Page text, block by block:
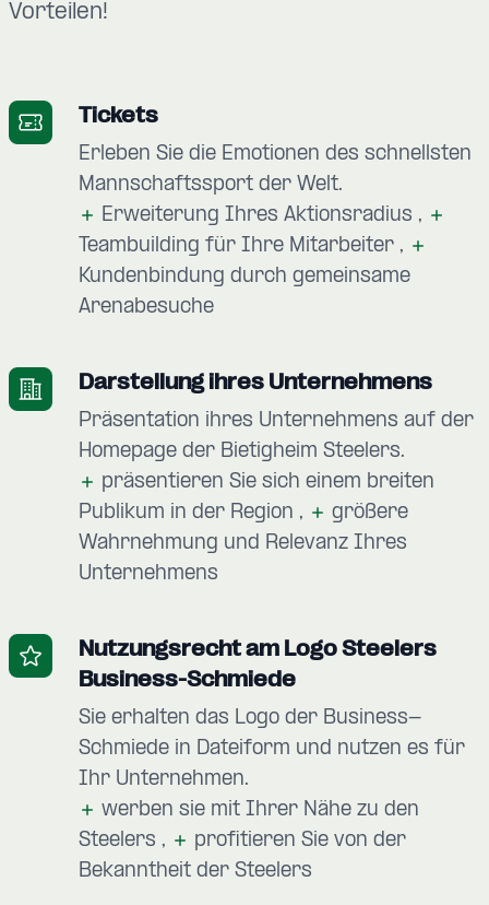
Vorteilen!
Tickets
Erleben Sie die Emotionen des schnellsten
Mannschaftssport der Welt.
Erweiterung Ihres Aktionsradius
Teambuilding für Ihre Mitarbeiter
Kundenbindung durch gemeinsame
Arenabesuche
Darstellung ihres Unternehmens
Präsentation ihres Unternehmens auf der
Homepage der Bietigheim Steelers.
präsentieren Sie sich einem breiten
Publikum in der Region
größere
Wahrnehmung und Relevanz Ihres
Unternehmens
Nutzungsrecht am Logo Steelers
Business-Schmiede
Sie erhalten das Logo der Business-
Schmiede in Dateiform und nutzen es für
Ihr Unternehmen.
werben sie mit Ihrer Nähe zu den
Steelers
profitieren Sie von der
Bekanntheit der Steelers